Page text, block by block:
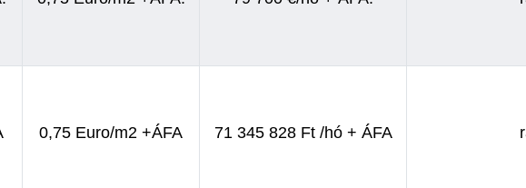
0,75 Euro/m2 +ÁFA 71 345 828 Ft /hó + ÁFA